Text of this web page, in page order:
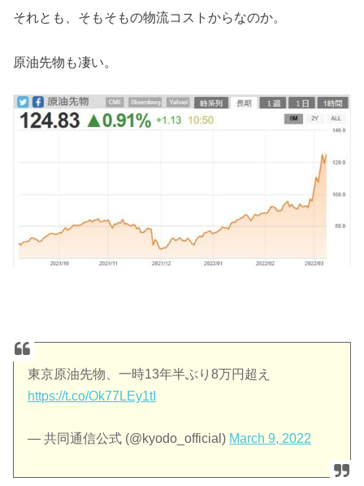
それとも、そもそもの物流コストからなのか。
原油先物も凄い。
東京原油先物、一時13年半ぶり8万円超え
https://t.co/Ok77LEy1tI
— 共同通信公式 (@kyodo_official) March 9, 2022